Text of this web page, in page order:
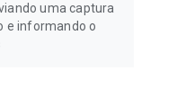
uma captura
e informando o